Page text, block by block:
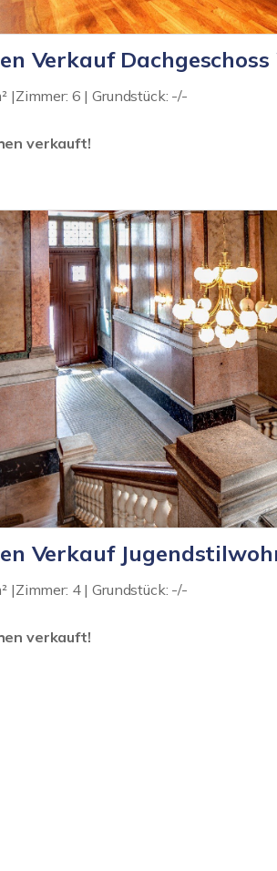
Verkauf
|Zimmer: 6 | Grundstück: -/-
verkauft!
Verkauf
|Zimmer: 4 | Grundstück: -/-
verkauft!